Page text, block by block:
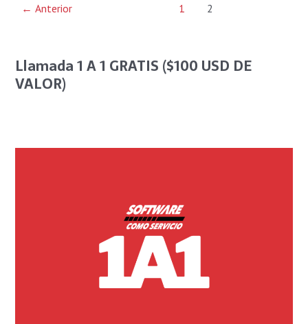
← Anterior 1 2
Llamada 1 A 1 GRATIS ($100 USD DE
VALOR)